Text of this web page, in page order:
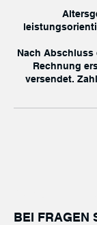
Nach
Rechnung
versendet.
BEI FRAGEN